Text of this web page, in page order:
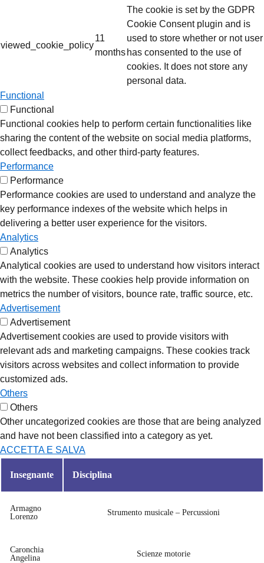
viewed_cookie_policy
11
months
The cookie is set by the GDPR
Cookie Consent plugin and is
used to store whether or not user
has consented to the use of
cookies. It does not store any
personal data.
Functional
Functional
Functional cookies help to perform certain functionalities like
sharing the content of the website on social media platforms,
collect feedbacks, and other third-party features.
Performance
Performance
Performance cookies are used to understand and analyze the
key performance indexes of the website which helps in
delivering a better user experience for the visitors.
Analytics
Analytics
Analytical cookies are used to understand how visitors interact
with the website. These cookies help provide information on
metrics the number of visitors, bounce rate, traffic source, etc.
Advertisement
Advertisement
Advertisement cookies are used to provide visitors with
relevant ads and marketing campaigns. These cookies track
visitors across websites and collect information to provide
customized ads.
Others
Others
Other uncategorized cookies are those that are being analyzed
and have not been classified into a category as yet.
ACCETTA E SALVA
Insegnante Disciplina
Armagno
Lorenzo
Strumento musicale – Percussioni
Caronchia
Angelina
Scienze motorie